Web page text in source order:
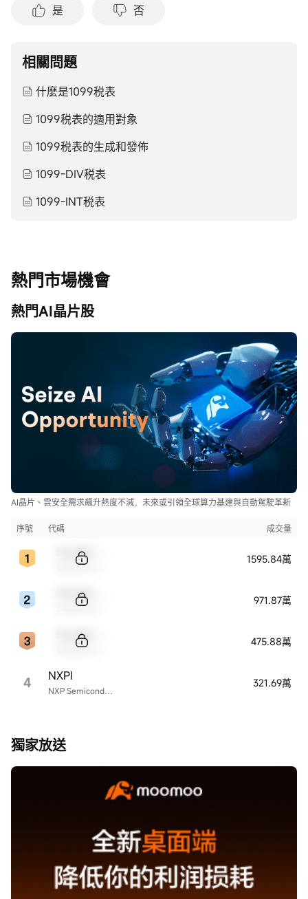
是 否
相關問題
什麼是1099税表
1099税表的適用對象
1099税表的生成和發佈
1099-DIV税表
1099-INT税表
熱門市場機會
熱門AI晶片股
AI晶片、雲安全需求飆升熱度不減，未來或引領全球算力基建與自動駕駛革新
序號 代碼 成交量
1595.84萬
971.87萬
475.88萬
4 NXP Semiconductors
NXPI 321.69萬
獨家放送